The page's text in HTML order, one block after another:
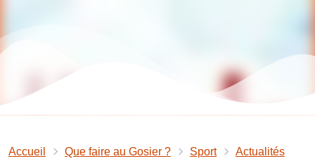
Accueil Que faire au Gosier ? Sport
Actualités